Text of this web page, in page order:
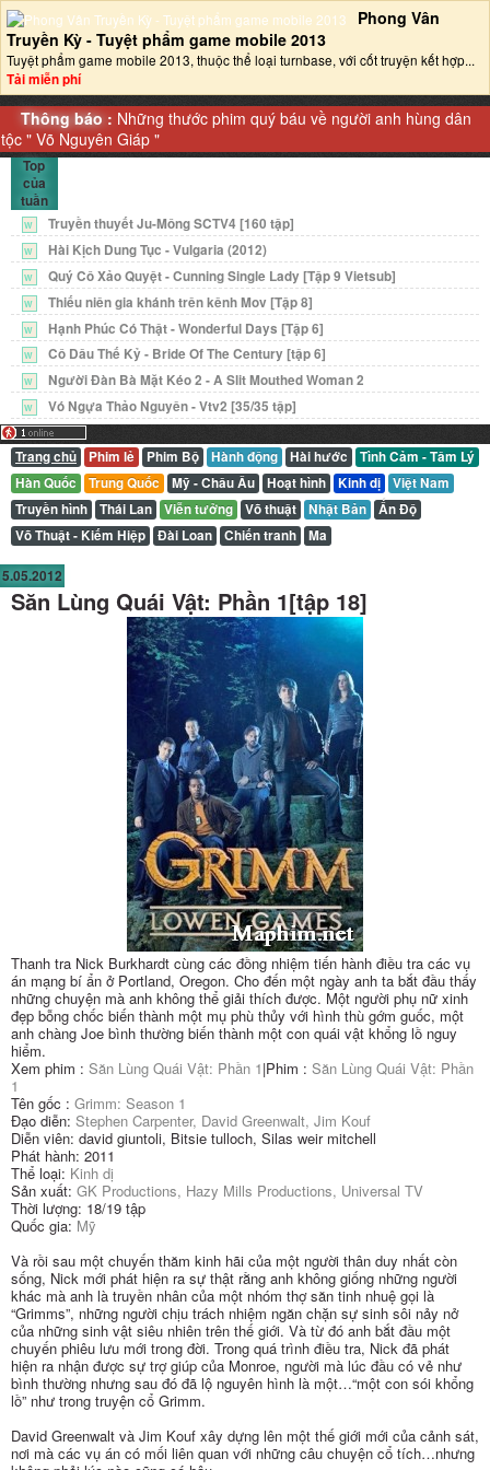
Phong Vân
Truyền Kỳ - Tuyệt phẩm game mobile 2013‎
Tuyệt phẩm game mobile 2013, thuộc thể loại turnbase, với cốt truyện kết hợp...
Tải miễn phí
Thông báo : Những thước phim quý báu về người anh hùng dân
tộc "Võ Nguyên Giáp "
Top
của
tuần
W Truyền thuyết Ju-Mông SCTV4 [160 tập]
W Hài Kịch Dung Tục - Vulgaria (2012)
W Quý Cô Xảo Quyệt - Cunning Single Lady [Tập 9 Vietsub]
W Thiếu niên gia khánh trên kênh Mov [Tập 8]
W Hạnh Phúc Có Thật - Wonderful Days [Tập 6]
W Cô Dâu Thế Kỷ - Bride Of The Century [tập 6]
W Người Đàn Bà Mặt Kéo 2 - A Slit Mouthed Woman 2
W Vó Ngựa Thảo Nguyên - Vtv2 [35/35 tập]
Trang chủ Phim lẻ Phim Bộ Hành động Hài hước
Tình Cảm - Tâm Lý
Hàn Quốc
Trung Quốc Mỹ - Châu Âu Hoạt hình Kinh dị
Việt Nam
Truyền hình
Thái Lan Viễn tưởng Võ thuật Nhật Bản
Ấn Độ
Võ Thuật - Kiếm Hiệp
Đài Loan Chiến tranh Ma
5.05.2012
Săn Lùng Quái Vật: Phần 1[tập 18]
Thanh tra Nick Burkhardt cùng các đồng nhiệm tiến hành điều tra các vụ
án mạng bí ẩn ở Portland, Oregon. Cho đến một ngày anh ta bắt đầu thấy
những chuyện mà anh không thể giải thích được. Một người phụ nữ xinh
đẹp bỗng chốc biến thành một mụ phù thủy với hình thù gớm guốc, một
anh chàng Joe bình thường biến thành một con quái vật khổng lồ nguy
hiểm.
Xem phim : Săn Lùng Quái Vật: Phần 1|Phim : Săn Lùng Quái Vật: Phần
1
Tên gốc : Grimm: Season 1
Đạo diễn: Stephen Carpenter, David Greenwalt, Jim Kouf
Diễn viên: david giuntoli, Bitsie tulloch, Silas weir mitchell
Phát hành: 2011
Thể loại: Kinh dị
Sản xuất: GK Productions, Hazy Mills Productions, Universal TV
Thời lượng: 18/19 tập
Quốc gia: Mỹ
Và rồi sau một chuyến thăm kinh hãi của một người thân duy nhất còn
sống, Nick mới phát hiện ra sự thật rằng anh không giống những người
khác mà anh là truyền nhân của một nhóm thợ săn tinh nhuệ gọi là
“Grimms”, những người chịu trách nhiệm ngăn chặn sự sinh sôi nảy nở
của những sinh vật siêu nhiên trên thế giới. Và từ đó anh bắt đầu một
chuyến phiêu lưu mới trong đời. Trong quá trình điều tra, Nick đã phát
hiện ra nhận được sự trợ giúp của Monroe, người mà lúc đầu có vẻ như
bình thường nhưng sau đó đã lộ nguyên hình là một…“một con sói khổng
lồ” như trong truyện cổ Grimm.
David Greenwalt và Jim Kouf xây dựng lên một thế giới mới của cảnh sát,
nơi mà các vụ án có mối liên quan với những câu chuyện cổ tích…nhưng